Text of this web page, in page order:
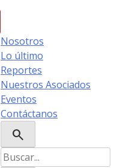
Nosotros
Lo último
Reportes
Nuestros Asociados
Eventos
Contáctanos
search
Buscar: